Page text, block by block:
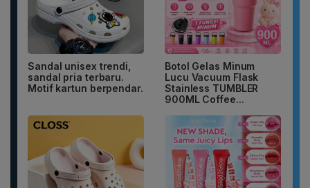
Sandal unisex trendi,
sandal pria terbaru.
Motif kartun berpendar.
Botol Gelas Minum
Lucu Vacuum Flask
Stainless TUMBLER
900ML Coffee...